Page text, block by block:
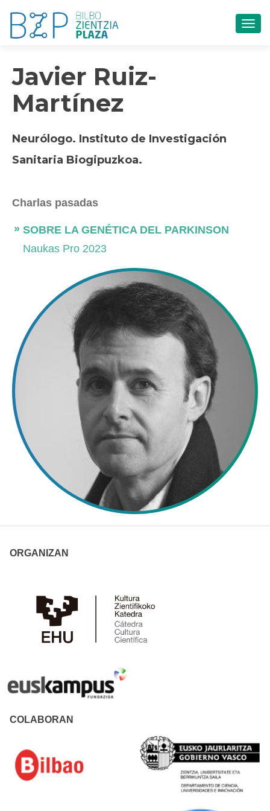
Javier Ruiz-
Martínez
Neurólogo. Instituto de Investigación
Sanitaria Biogipuzkoa.
Charlas pasadas
SOBRE LA GENÉTICA DEL PARKINSON
Naukas Pro 2023
ORGANIZAN
COLABORAN